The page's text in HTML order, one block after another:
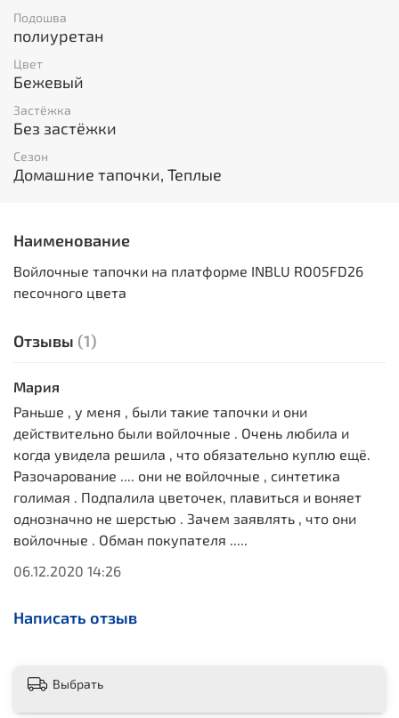
Подошва
полиуретан
Цвет
Бежевый
Застёжка
Без застёжки
Сезон
Домашние тапочки, Теплые
Наименование
Войлочные тапочки на платформе INBLU RO05FD26
песочного цвета
Отзывы (1)
Мария
Раньше , у меня , были такие тапочки и они
действительно были войлочные . Очень любила и
когда увидела решила , что обязательно куплю ещё.
Разочарование .... они не войлочные , синтетика
голимая . Подпалила цветочек, плавиться и воняет
однозначно не шерстью . Зачем заявлять , что они
войлочные . Обман покупателя .....
06.12.2020 14:26
Написать отзыв
Выбрать